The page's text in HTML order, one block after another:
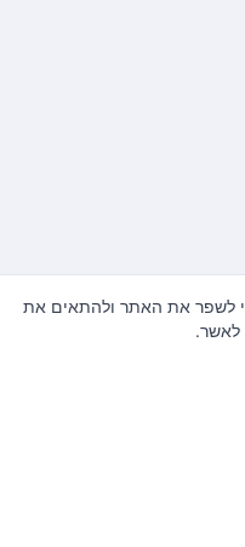
לשפר את האתר ולהתאים את
לאשר.